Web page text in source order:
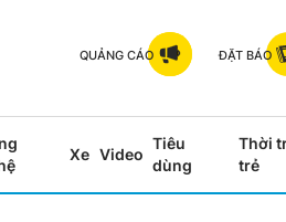
QUẢNG CÁO ĐẶT BÁO
Xe Video
Tiêu
dùng
Thời
trẻ